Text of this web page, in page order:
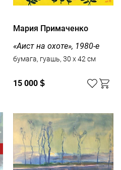
Мария Примаченко
«Аист на охоте», 1980-е
бумага, гуашь, 30 x 42 см
15 000 $